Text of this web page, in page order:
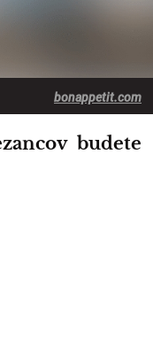
bonappetit.com
budete